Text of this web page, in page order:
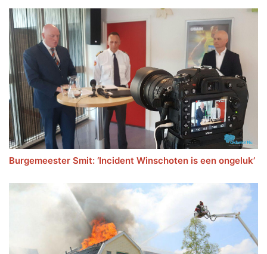
Burgemeester Smit: ‘Incident Winschoten is een ongeluk’